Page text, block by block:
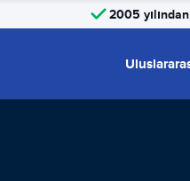
2005